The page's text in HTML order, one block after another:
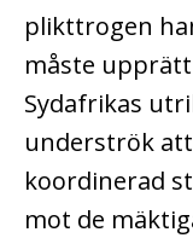
plikttrogen
måste
Sydafrikas
underströk
koordinerad
mot de